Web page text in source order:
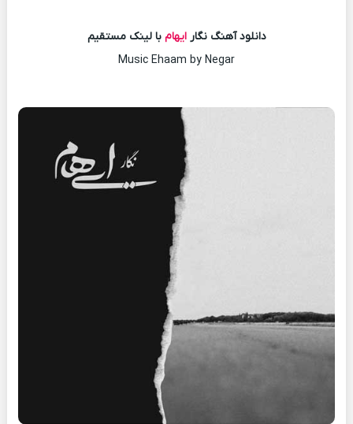
دانلود آهنگ نگارایهامبا لینک مستقیم
Music Ehaam by Negar